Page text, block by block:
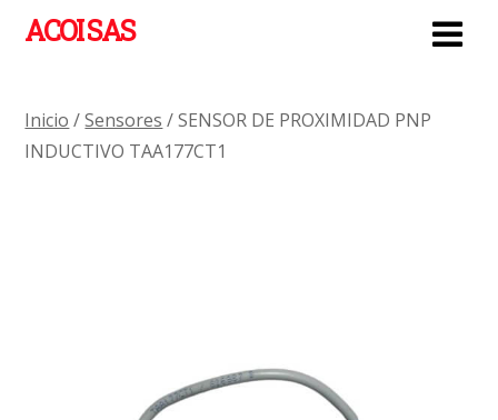
ACOI SAS
Inicio /Sensores / SENSOR DE PROXIMIDAD PNP
INDUCTIVO TAA177CT1